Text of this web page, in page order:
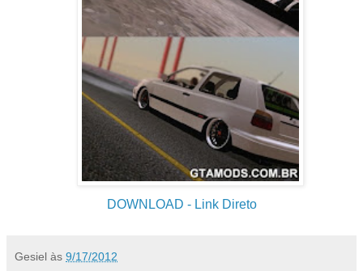
DOWNLOAD - Link Direto
Gesiel às 9/17/2012